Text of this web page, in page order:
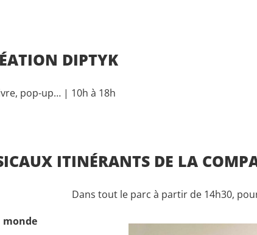
DIPTYK
pop-up… | 10h à 18h
ITINÉRANTS DE LA
Dans tout le parc à partir de 14h30,
monde